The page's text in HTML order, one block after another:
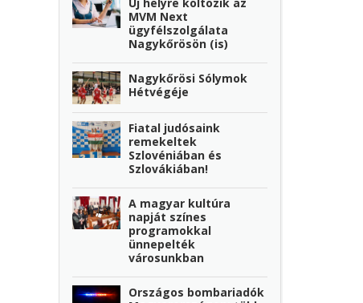
MVM Next
ügyfélszolgálata
Nagykőrösön (is)
Nagykőrösi Sólymok
Hétvégéje
Fiatal judósaink
remekeltek
Szlovéniában és
Szlovákiában!
A magyar kultúra
napját színes
programokkal
ünnepelték
városunkban
Országos bombariadók